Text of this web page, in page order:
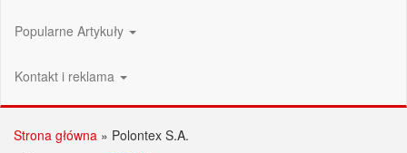
Popularne Artykuły
Kontakt i reklama
Strona główna » Polontex S.A.